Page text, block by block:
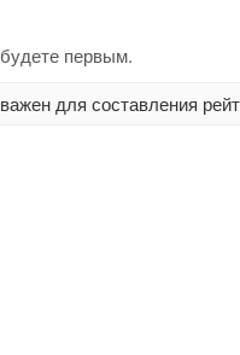
первым.
для составления